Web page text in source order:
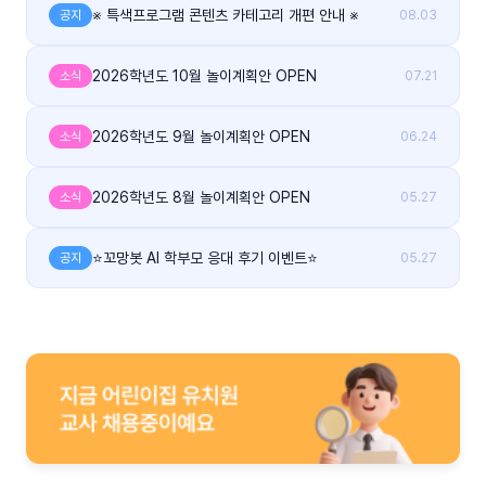
공지 ※ 특색프로그램 콘텐츠 카테고리 개편 안내 ※ 08.03
소식 2026학년도 10월 놀이계획안 OPEN 07.21
소식 2026학년도 9월 놀이계획안 OPEN 06.24
소식 2026학년도 8월 놀이계획안 OPEN 05.27
공지 ⭐꼬망봇 AI 학부모 응대 후기 이벤트⭐ 05.27